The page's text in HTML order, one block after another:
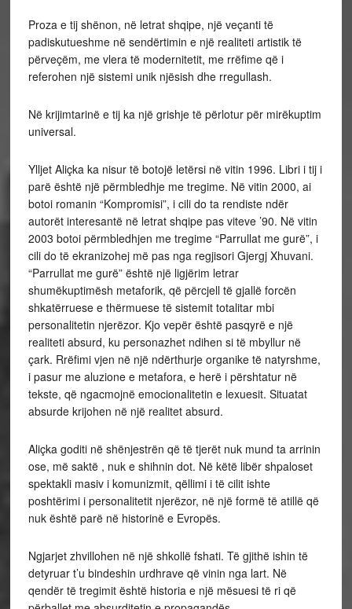
Proza e tij shënon, në letrat shqipe, një veçanti të
padiskutueshme në sendërtimin e një realiteti artistik të
përveçëm, me vlera të modernitetit, me rrëfime që i
referohen një sistemi unik njësish dhe rregullash.
Në krijimtarinë e tij ka një grishje të përlotur për mirëkuptim
universal.
Ylljet Aliçka ka nisur të botojë letërsi në vitin 1996. Libri i tij i
parë është një përmbledhje me tregime. Në vitin 2000, ai
botoi romanin “Kompromisi”, i cili do ta rendiste ndër
autorët interesantë në letrat shqipe pas viteve ’90. Në vitin
2003 botoi përmbledhjen me tregime “Parrullat me gurë”, i
cili do të ekranizohej më pas nga regjisori Gjergj Xhuvani.
“Parrullat me gurë” është një ligjërim letrar
shumëkuptimësh metaforik, që përcjell të gjallë forcën
shkatërruese e thërmuese të sistemit totalitar mbi
personalitetin njerëzor. Kjo vepër është pasqyrë e një
realiteti absurd, ku personazhet ndihen si të mbyllur në
çark. Rrëfimi vjen në një ndërthurje organike të natyrshme,
i pasur me aluzione e metafora, e herë i përshtatur në
tekste, që ngacmojnë emocionalitetin e lexuesit. Situatat
absurde krijohen në një realitet absurd.
Aliçka goditi në shënjestrën që të tjerët nuk mund ta arrinin
ose, më saktë , nuk e shihnin dot. Në këtë libër shpaloset
spektakli masiv i komunizmit, qëllimi i të cilit ishte
poshtërimi i personalitetit njerëzor, në një formë të atillë që
nuk është parë në historinë e Evropës.
Ngjarjet zhvillohen në një shkollë fshati. Të gjithë ishin të
detyruar t’u bindeshin urdhrave që vinin nga lart. Në
qendër të tregimit është historia e një mësuesi të ri që